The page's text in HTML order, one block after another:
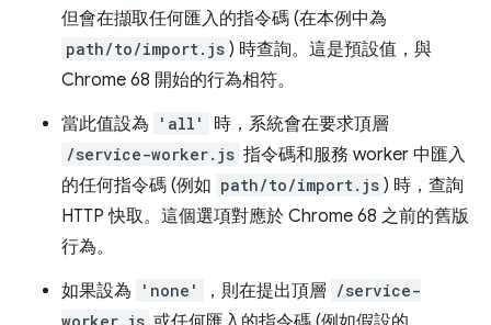
但會在擷取任何匯入的指令碼 (在本例中為
path/to/import.js ) 時查詢。這是預設值，與
Chrome 68 開始的行為相符。
當此值設為
'all' 時，系統會在要求頂層
/service-worker.js 指令碼和服務 worker 中匯入
的任何指令碼 (例如 path/to/import.js ) 時，查詢
HTTP 快取。這個選項對應於 Chrome 68 之前的舊版
行為。
如果設為
'none' ，則在提出頂層 /service-